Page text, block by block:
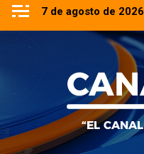
Saltar
contenido
7 de agosto de 2026